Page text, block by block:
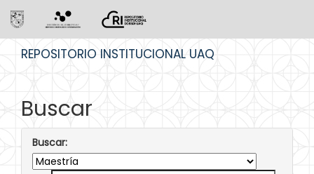
REPOSITORIO INSTITUCIONAL UAQ
Buscar
Buscar: